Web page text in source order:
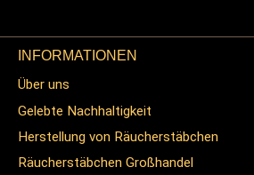
INFORMATIONEN
Über uns
Gelebte Nachhaltigkeit
Herstellung von Räucherstäbchen
Räucherstäbchen Großhandel